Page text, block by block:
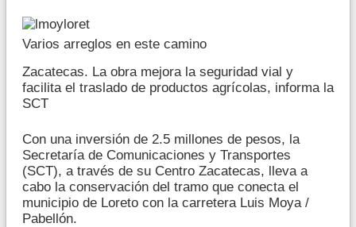
Varios arreglos en este camino
Zacatecas. La obra mejora la seguridad vial y
facilita el traslado de productos agrícolas, informa la
SCT
Con una inversión de 2.5 millones de pesos, la
Secretaría de Comunicaciones y Transportes
(SCT), a través de su Centro Zacatecas, lleva a
cabo la conservación del tramo que conecta el
municipio de Loreto con la carretera Luis Moya /
Pabellón.